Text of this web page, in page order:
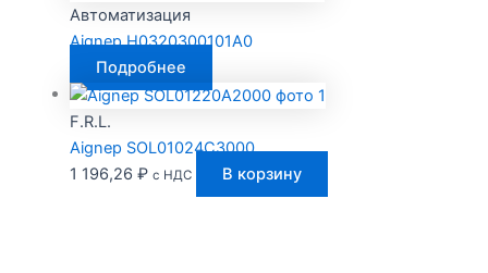
Автоматизация
Aignep H0320300101A0
Подробнее
F.R.L.
Aignep SOL01024C3000
1 196,26 ₽ с НДС В корзину